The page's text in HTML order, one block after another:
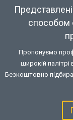
способом
Пропонуємо
широкій палітрі
Безкоштовно